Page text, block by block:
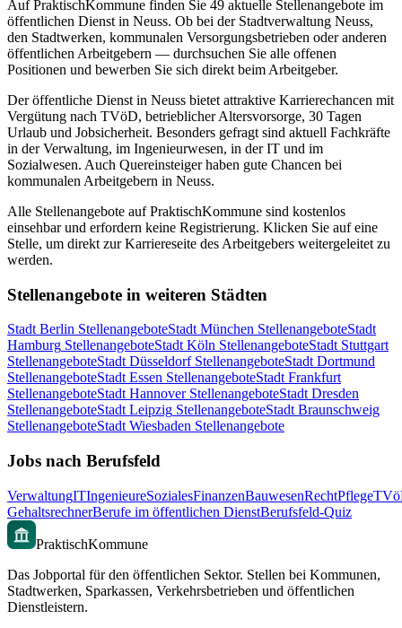
Auf PraktischKommune finden Sie 49 aktuelle Stellenangebote im
öffentlichen Dienst in Neuss. Ob bei der Stadtverwaltung Neuss,
den Stadtwerken, kommunalen Versorgungsbetrieben oder anderen
öffentlichen Arbeitgebern — durchsuchen Sie alle offenen
Positionen und bewerben Sie sich direkt beim Arbeitgeber.
Der öffentliche Dienst in Neuss bietet attraktive Karrierechancen mit
Vergütung nach TVöD, betrieblicher Altersvorsorge, 30 Tagen
Urlaub und Jobsicherheit. Besonders gefragt sind aktuell Fachkräfte
in der Verwaltung, im Ingenieurwesen, in der IT und im
Sozialwesen. Auch Quereinsteiger haben gute Chancen bei
kommunalen Arbeitgebern in Neuss.
Alle Stellenangebote auf PraktischKommune sind kostenlos
einsehbar und erfordern keine Registrierung. Klicken Sie auf eine
Stelle, um direkt zur Karriereseite des Arbeitgebers weitergeleitet zu
werden.
Stellenangebote in weiteren Städten
StadtBerlin StellenangeboteStadtMünchen StellenangeboteStadt
Hamburg StellenangeboteStadtKöln StellenangeboteStadt Stuttgart
StellenangeboteStadtDüsseldorfStellenangeboteStadtDortmund
StellenangeboteStadtEssen StellenangeboteStadtFrankfurt
StellenangeboteStadtHannoverStellenangeboteStadtDresden
StellenangeboteStadtLeipzig StellenangeboteStadtBraunschweig
StellenangeboteStadtWiesbaden Stellenangebote
Jobs nach Berufsfeld
VerwaltungITIngenieureSozialesFinanzenBauwesenRechtPflege
GehaltsrechnerBerufe im öffentlichen DienstBerufsfeld-Quiz
PraktischKommune
Das Jobportal für den öffentlichen Sektor. Stellen bei Kommunen,
Stadtwerken, Sparkassen, Verkehrsbetrieben und öffentlichen
Dienstleistern.